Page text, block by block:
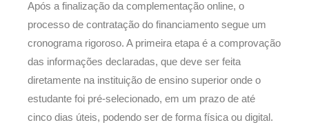
Após a finalização da complementação online, o
processo de contratação do financiamento segue um
cronograma rigoroso. A primeira etapa é a comprovação
das informações declaradas, que deve ser feita
diretamente na instituição de ensino superior onde o
estudante foi pré-selecionado, em um prazo de até
cinco dias úteis, podendo ser de forma física ou digital.